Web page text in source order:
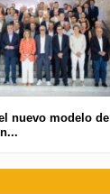
nuevo modelo de